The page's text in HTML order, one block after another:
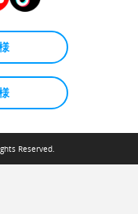
Reserved.